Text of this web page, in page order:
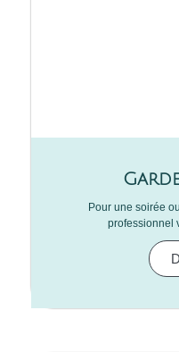
Pour une soirée
professionnel